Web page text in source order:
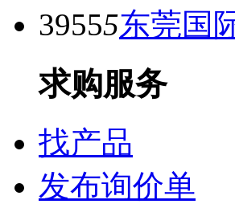
39555东莞国
求购服务
找产品
发布询价单